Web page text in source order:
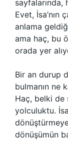
sayfalarında,
Evet, İsa’nın
anlama
ama haç, bu
orada yer
Bir an durup
bulmanın ne
Haç, belki de
yolculuktu.
dönüşümün